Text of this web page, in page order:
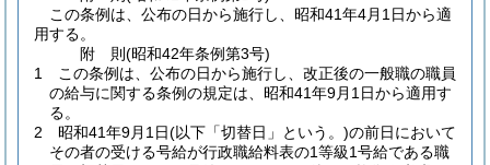
この条例は、公布の日から施行し、昭和41年4月1日から適
用する。
附 則(昭和42年条例第3号)
1
この条例は、公布の日から施行し、改正後の一般職の職員
の給与に関する条例の規定は、昭和41年9月1日から適用す
る。
2
昭和41年9月1日(以下「切替日」という。)の前日において
その者の受ける号給が行政職給料表の1等級1号給である職